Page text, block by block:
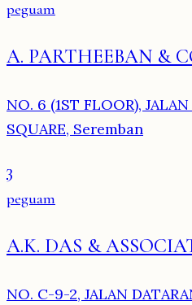
peguam
A. PARTHEEBAN &
NO. 6 (1ST FLOOR),
SQUARE, Seremban
3
peguam
A.K. DAS &
NO. C-9-2, JALAN